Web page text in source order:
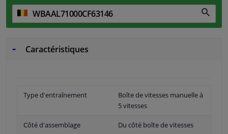
Caractéristiques
Type d'entraînement
Boîte de vitesses manuelle à
5 vitesses
Côté d'assemblage Du côté boîte de vitesses